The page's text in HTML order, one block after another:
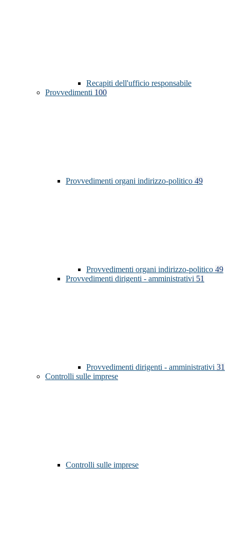
Recapiti dell'ufficio responsabile
Provvedimenti 100
Provvedimenti organi indirizzo-politico 49
Provvedimenti organi indirizzo-politico 49
Provvedimenti dirigenti - amministrativi 51
Provvedimenti dirigenti - amministrativi 31
Controlli sulle imprese
Controlli sulle imprese